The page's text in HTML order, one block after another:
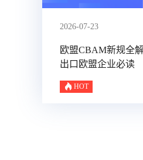
2026-07-23
欧盟CBAM新规全
出口欧盟企业必读
HOT